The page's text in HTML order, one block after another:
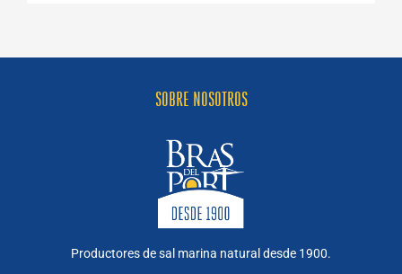
SOBRE NOSOTROS
Productores de sal marina natural desde 1900.